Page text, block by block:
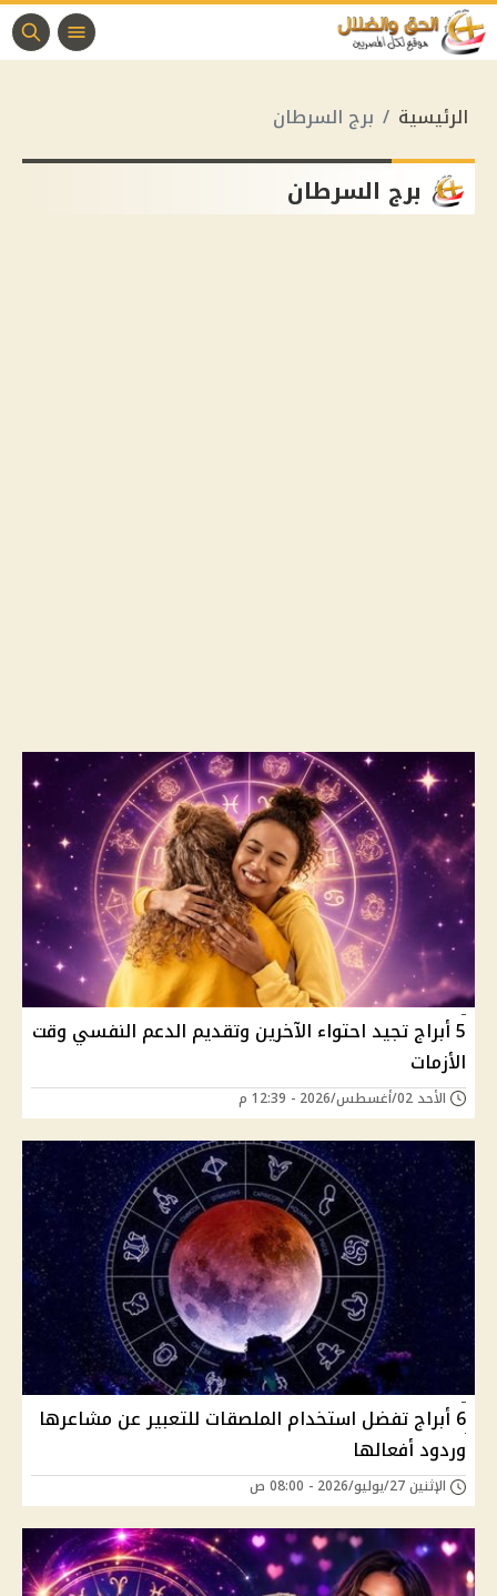
الرئيسية برج السرطان
برج السرطان
5 أبراج تجيد احتواء الآخرين وتقديم الدعم النفسي وقت
الأزمات
الأحد 02/أغسطس/2026 - 12:39 م
6 أبراج تفضل استخدام الملصقات للتعبير عن مشاعرها
وردود أفعالها
الإثنين 27/يوليو/2026 - 08:00 ص